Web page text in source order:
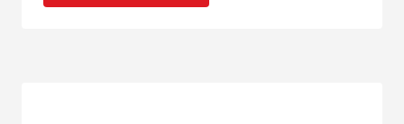
aplicaciones.